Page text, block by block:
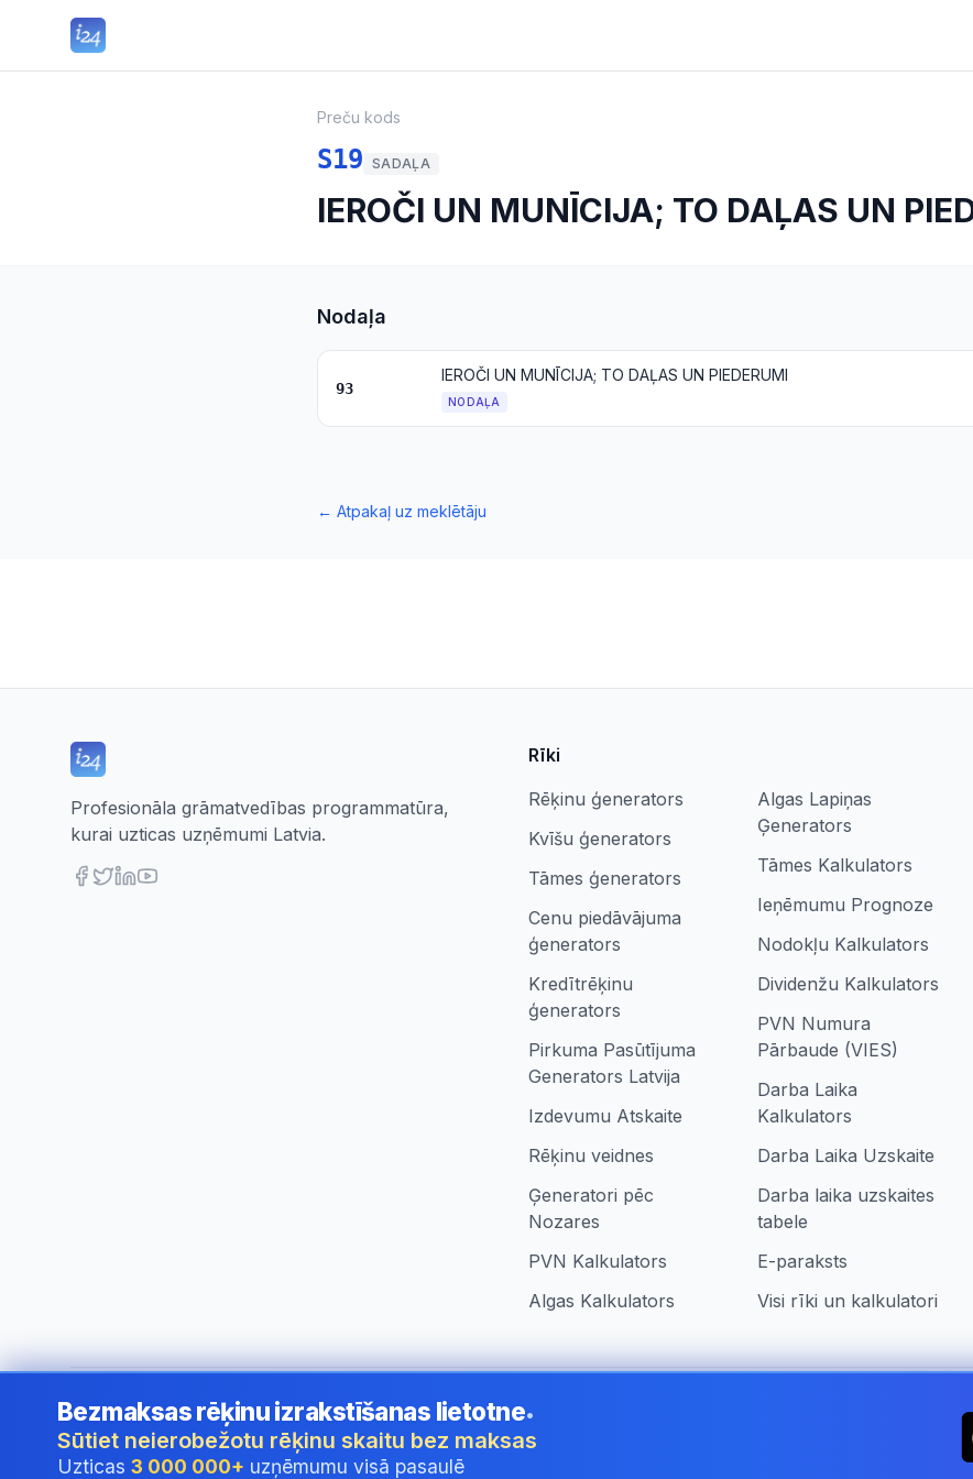
Preču kods
S19 SADAĻA
IEROČI UN MUNĪCIJA; TO DAĻAS UN
Nodaļa
93
IEROČI UN MUNĪCIJA; TO DAĻAS UN PIEDERUMI
NODAĻA
← Atpakaļ uz meklētāju
Profesionāla grāmatvedības programmatūra,
kurai uzticas uzņēmumi Latvia.
Rīki
Rēķinu ģenerators
Kvīšu ģenerators
Tāmes ģenerators
Cenu piedāvājuma
ģenerators
Kredītrēķinu
ģenerators
Pirkuma Pasūtījuma
Generators Latvija
Izdevumu Atskaite
Rēķinu veidnes
Ģeneratori pēc
Nozares
PVN Kalkulators
Algas Kalkulators
Algas Lapiņas
Ģenerators
Tāmes Kalkulators
Ieņēmumu Prognoze
Nodokļu Kalkulators
Dividenžu Kalkulators
PVN Numura
Pārbaude (VIES)
Darba Laika
Kalkulators
Darba Laika Uzskaite
Darba laika uzskaites
tabele
E-paraksts
Visi rīki un kalkulatori
©2026i24 Limited. All rights reserved.•Uzņēmumiem Latvia
Bezmaksas rēķinu izrakstīšanas lietotne•
Sūtiet neierobežotu rēķinu skaitu bez maksas
Uzticas 3 000 000+ uzņēmumu visā pasaulē